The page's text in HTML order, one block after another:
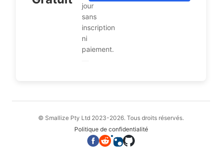
jour
sans
inscription
ni
paiement.
© Smallize Pty Ltd 2023-2026. Tous droits réservés.
Politique de confidentialité